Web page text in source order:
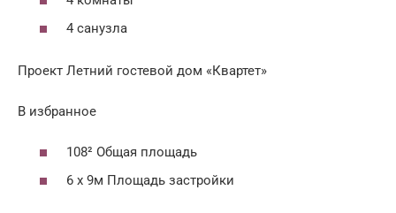
4 санузла
Проект Летний гостевой дом «Квартет»
В избранное
108² Общая площадь
6 x 9м Площадь застройки